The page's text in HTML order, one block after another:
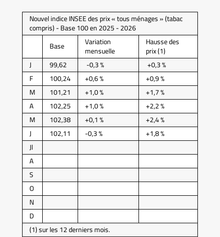
Nouvel indice INSEE des prix « tous ménages » (tabac
compris) - Base 100 en 2025 - 2026
Base
Variation
mensuelle
Hausse des
prix (1)
J
99,62 -0,3 %
+0,3 %
F
100,24 +0,6 %
+0,9 %
M
101,21 +1,0 %
+1,7 %
A
102,25 +1,0 %
+2,2 %
M
102,38 +0,1 %
+2,4 %
J
102,11 -0,3 %
+1,8 %
Jl
A
S
O
N
D
(1) sur les 12 derniers mois.